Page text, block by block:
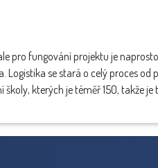
pro fungování projektu je
se stará o celý proces
kterých je téměř 150, takže je